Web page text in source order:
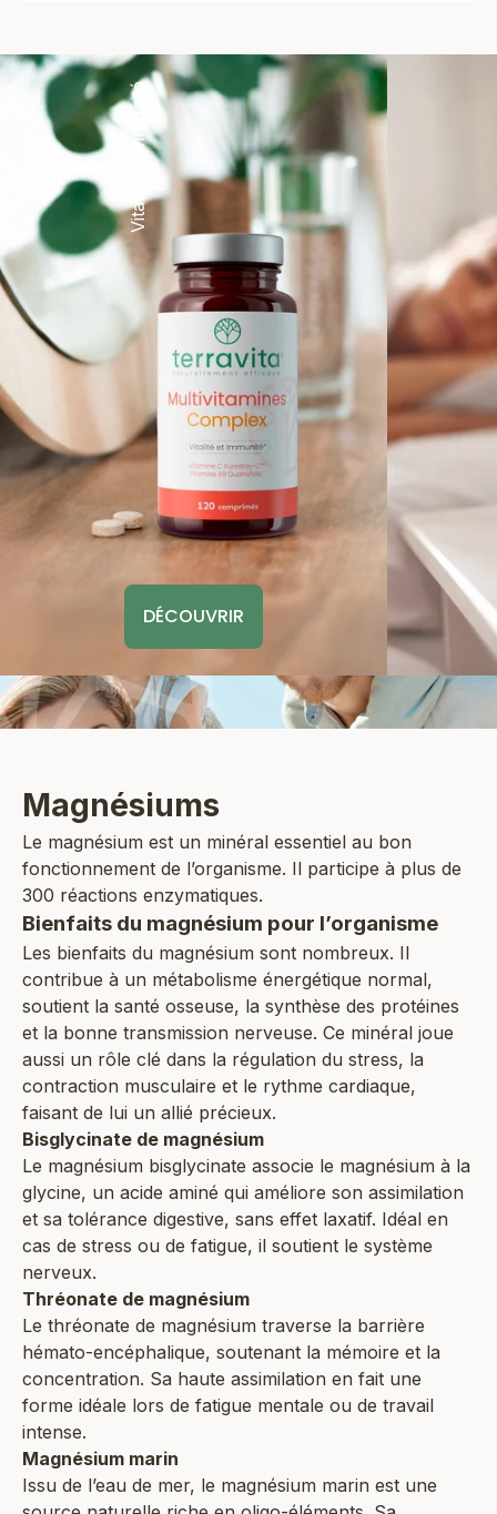
Vitalité & immunité
DÉCOUVRIR
Magnésiums
Le magnésium est un minéral essentiel au bon
fonctionnement de l’organisme. Il participe à plus de
300 réactions enzymatiques.
Bienfaits du magnésium pour l’organisme
Les bienfaits du magnésium sont nombreux. Il
contribue à un métabolisme énergétique normal,
soutient la santé osseuse, la synthèse des protéines
et la bonne transmission nerveuse. Ce minéral joue
aussi un rôle clé dans la régulation du stress, la
contraction musculaire et le rythme cardiaque,
faisant de lui un allié précieux.
Bisglycinate de magnésium
Le magnésium bisglycinate associe le magnésium à la
glycine, un acide aminé qui améliore son assimilation
et sa tolérance digestive, sans effet laxatif. Idéal en
cas de stress ou de fatigue, il soutient le système
nerveux.
Thréonate de magnésium
Le thréonate de magnésium traverse la barrière
hémato-encéphalique, soutenant la mémoire et la
concentration. Sa haute assimilation en fait une
forme idéale lors de fatigue mentale ou de travail
intense.
Magnésium marin
Issu de l’eau de mer, le magnésium marin est une